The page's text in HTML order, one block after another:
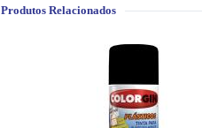
Produtos Relacionados